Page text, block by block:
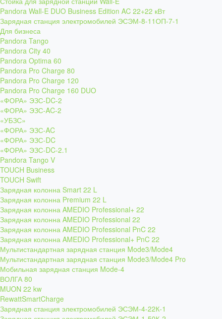
Pandora Wall-E DUO Business Edition AC 22+22 кВт
Зарядная станция электромобилей ЭСЭМ-8-11ОП-7-1
Для бизнеса
Pandora Tango
Pandora City 40
Pandora Optima 60
Pandora Pro Charge 80
Pandora Pro Charge 120
Pandora Pro Charge 160 DUO
«ФОРА» ЭЗС-DC-2
«ФОРА» ЭЗС-AC-2
«УБЗС»
«ФОРА» ЭЗС-AC
«ФОРА» ЭЗС-DC
«ФОРА» ЭЗС-DC-2.1
Pandora Tango V
TOUCH Business
TOUCH Swift
Зарядная колонна Smart 22 L
Зарядная колонна Premium 22 L
Зарядная колонна AMEDIO Professional+ 22
Зарядная колонна AMEDIO Professional 22
Зарядная колонна AMEDIO Professional PnC 22
Зарядная колонна AMEDIO Professional+ PnC 22
Мультистандартная зарядная станция Mode3/Mode4
Мультистандартная зарядная станция Mode3/Mode4 Pro
Мобильная зарядная станция Mode-4
ВОЛГА 80
MUON 22 kw
RewattSmartCharge
Зарядная станция электромобилей ЭСЭМ-4-22К-1